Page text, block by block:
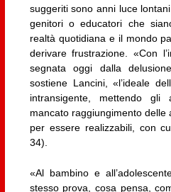
suggeriti sono anni luce
genitori o educatori che
realtà quotidiana e il mondo
derivare frustrazione. «Con
segnata oggi dalla
sostiene Lancini, «l’ideale
intransigente, mettendo
mancato raggiungimento delle
per essere realizzabili, con
34).
«Al bambino e
stesso prova, cosa pensa,